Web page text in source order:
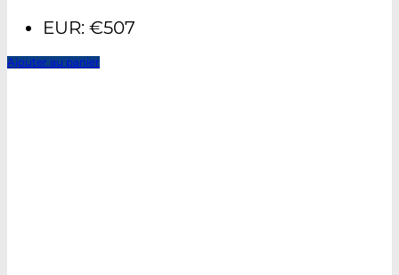
EUR: €507
Ajouter au panier